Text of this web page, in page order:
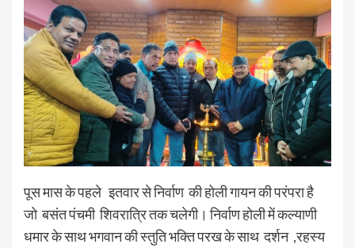
पूस मास के पहले इतवार से निर्वाण की होली गायन की परंपरा है
जो बसंत पंचमी शिवरात्रि तक चलेगी। निर्वाण होली में कल्याणी
धमार के साथ भगवान की स्तुति भक्ति परख के साथ दर्शन ,रहस्य